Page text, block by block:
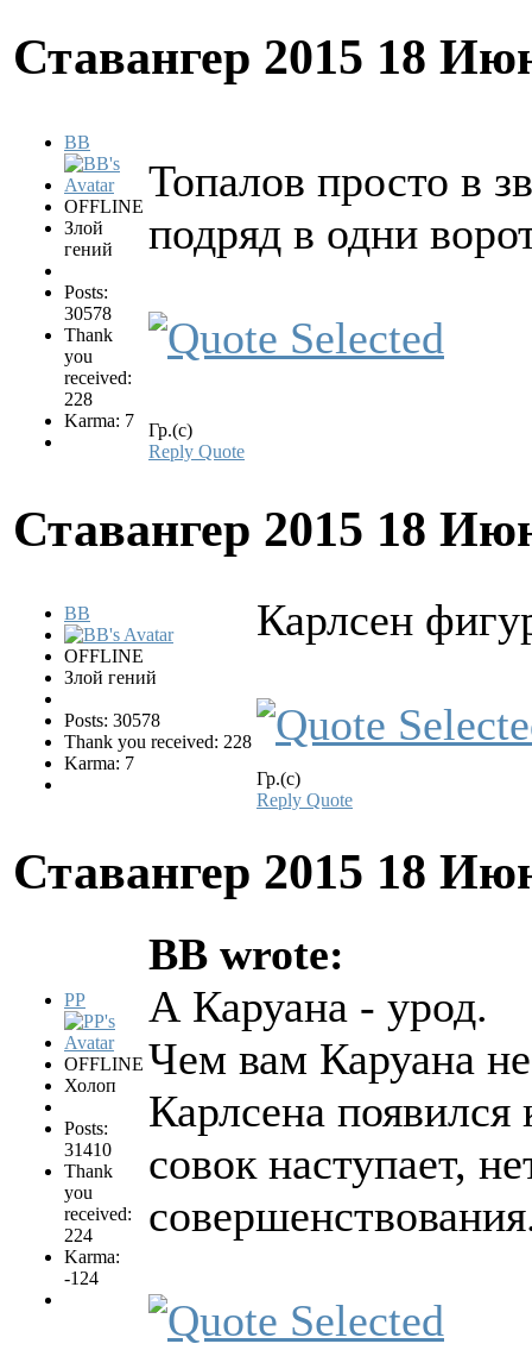
Ставангер 2015 18
BB
OFFLINE
Злой
гений
Posts:
30578
Thank
you
received:
228
Karma: 7
Топалов просто в
подряд в одни
Гр.(с)
Reply Quote
Ставангер 2015 18
BB
OFFLINE
Злой гений
Posts: 30578
Thank you received: 228
Karma: 7
Карлсен
Гр.(с)
Reply Quote
Ставангер 2015 18
PP
OFFLINE
Холоп
Posts:
31410
Thank
you
received:
224
Karma:
-124
BB wrote:
А Каруана - урод.
Чем вам Каруана
Карлсена появился
совок наступает,